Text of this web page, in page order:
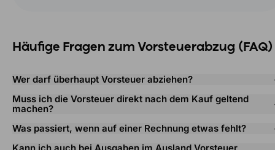
Häufige Fragen zum Vorsteuerabzug (FAQ)
Wer darf überhaupt Vorsteuer abziehen?
Muss ich die Vorsteuer direkt nach dem Kauf geltend
machen?
Was passiert, wenn auf einer Rechnung etwas fehlt?